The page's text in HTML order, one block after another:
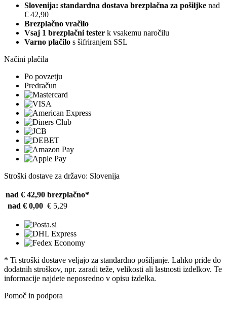
Slovenija: standardna dostava brezplačna za pošiljke nad
€ 42,90
Brezplačno vračilo
Vsaj 1 brezplačni tester k vsakemu naročilu
Varno plačilo s šifriranjem SSL
Načini plačila
Po povzetju
Predračun
Stroški dostave za državo: Slovenija
nad € 42,90 brezplačno*
nad € 0,00 € 5,29
* Ti stroški dostave veljajo za standardno pošiljanje. Lahko pride do
dodatnih stroškov, npr. zaradi teže, velikosti ali lastnosti izdelkov. Te
informacije najdete neposredno v opisu izdelka.
Pomoč in podpora